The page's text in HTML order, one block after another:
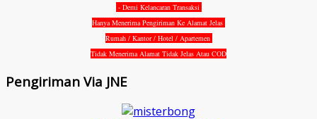
- Demi Kelancaran Transaksi
Hanya Menerima Pengiriman Ke Alamat Jelas
Rumah / Kantor / Hotel / Apartemen
Tidak Menerima Alamat Tidak Jelas Atau COD
Pengiriman Via JNE